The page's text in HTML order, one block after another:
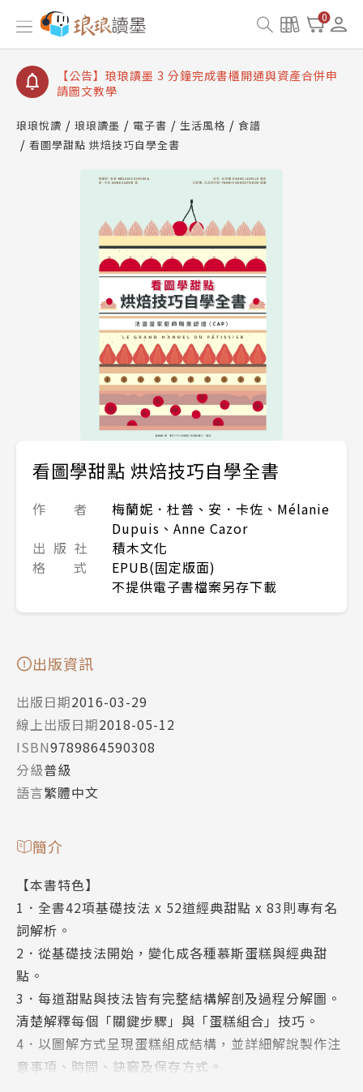
0
【公告】琅琅讀墨數位閱讀資產合併與書櫃開通申請
【公告】琅琅讀墨書櫃開通常見問題
【公告】琅琅讀墨 3 分鐘完成書櫃開通與資產合併申
請圖文教學
查詢
【公告】琅琅讀墨數位閱讀資產合併與書櫃開通申請
琅琅悅讀 琅琅讀墨 電子書 生活風格
食譜
看圖學甜點 烘焙技巧自學全書
看圖學甜點 烘焙技巧自學全書
作 者
梅蘭妮．杜普、安．卡佐、Mélanie
Dupuis、Anne Cazor
出 版 社
積木文化
格 式
EPUB(固定版面)
不提供電子書檔案另存下載
出版資訊
出版日期2016-03-29
線上出版日期2018-05-12
ISBN9789864590308
分級普級
語言繁體中文
簡介
【本書特色】
1．全書42項基礎技法 x 52道經典甜點 x 83則專有名
詞解析。
2．從基礎技法開始，變化成各種慕斯蛋糕與經典甜
點。
3．每道甜點與技法皆有完整結構解剖及過程分解圖。
清楚解釋每個「關鍵步驟」與「蛋糕組合」技巧。
4．以圖解方式呈現蛋糕組成結構，並詳細解說製作注
意事項、時間、訣竅及保存方式。